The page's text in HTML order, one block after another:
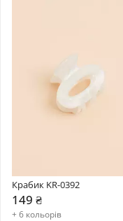
Крабик KR-0392
149 ₴
+ 6 кольорів